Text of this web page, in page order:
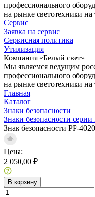
профессионального
на рынке светотехники
Сервис
Заявка на сервис
Сервисная политика
Утилизация
Компания «Белый свет»
Мы являемся ведущим
профессионального
на рынке светотехники
Главная
Каталог
Знаки безопасности
Знаки безопасности
Знак безопасности PP-
Цена:
2 050,00 ₽
В корзину